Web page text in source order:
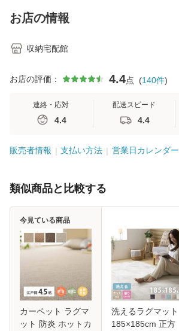
CRR-30-C時計 ウ
ォールクロ
お店の情報
収納宅配館
お店の評価： 4.4点 (140件)
連絡・応対
4.4
配送スピード
4.4
販売者情報 支払い方法 営業日カレンダー
類似商品と比較する
カーペット ラグマ
ット 防炎 ホットカ
今見ている商品
洗えるラグマット
185×185cm 正方